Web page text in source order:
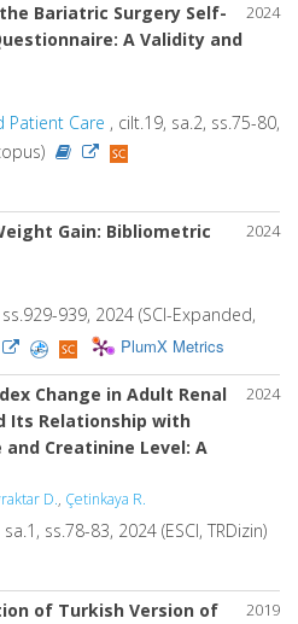
2024
Bariatric Surgery Self-
A Validity and
Patient Care , cilt.19, sa.2, ss.75-80,
2024
Gain: Bibliometric
939, 2024 (SCI-Expanded,
PlumX Metrics
2024
Change in Adult Renal
Its Relationship with
Creatinine Level: A
D., Çetinkaya R.
ss.78-83, 2024 (ESCI, TRDizin)
2019
of Turkish Version of